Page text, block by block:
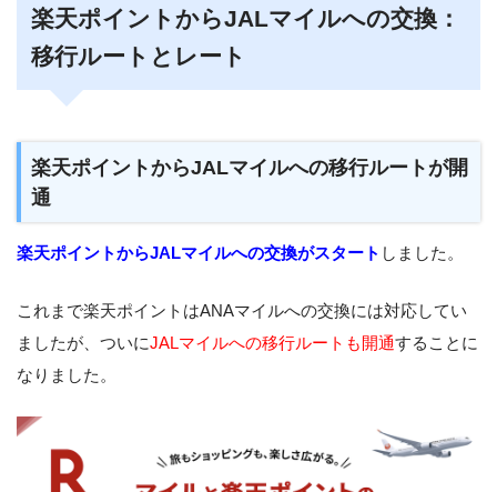
楽天ポイントからJALマイルへの交換：
移行ルートとレート
楽天ポイントからJALマイルへの移行ルートが開
通
楽天ポイントからJALマイルへの交換がスタート しました。
これまで楽天ポイントはANAマイルへの交換には対応してい
ましたが、ついにJALマイルへの移行ルートも開通することに
なりました。